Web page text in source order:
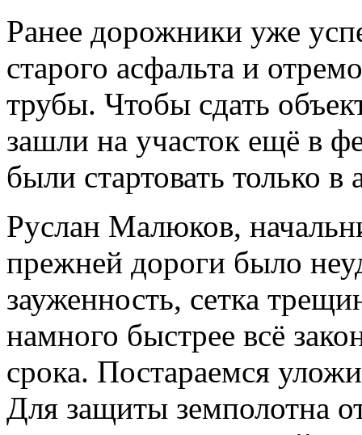
Ранее дорожники уже
старого асфальта и
трубы. Чтобы сдать
зашли на участок ещё в
были стартовать только в
Руслан Малюков,
прежней дороги было
зауженность, сетка
намного быстрее всё
срока. Постараемся
Для защиты земполотна